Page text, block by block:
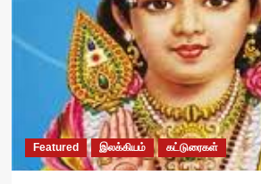
Featured இலக்கியம் கட்டுரைகள்